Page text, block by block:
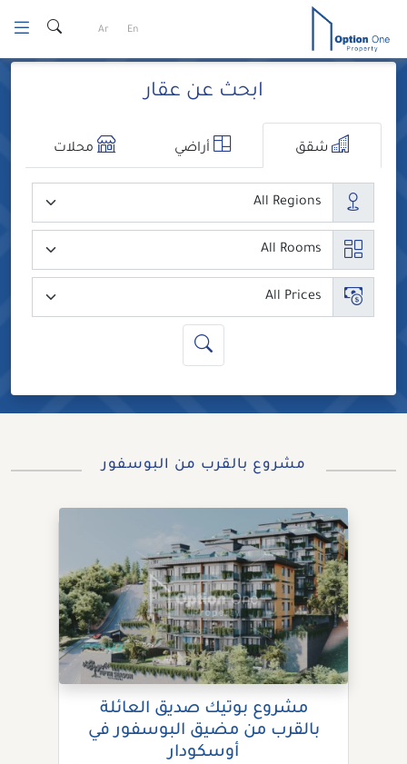
content
En
Ar
ابحث عن عقار
شقق أراضي محلات
مشروع بالقرب من البوسفور
مشروع بوتيك صديق العائلة
بالقرب من مضيق البوسفور في
أوسكودار